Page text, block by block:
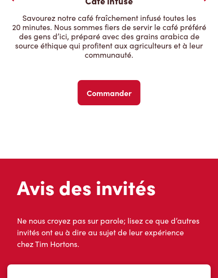
Savourez notre café fraîchement infusé toutes les
20 minutes. Nous sommes fiers de servir le café préféré
des gens d’ici, préparé avec des grains arabica de
source éthique qui profitent aux agriculteurs et à leur
communauté.
Commander
Avis des invités
Ne nous croyez pas sur parole; lisez ce que d’autres
invités ont eu à dire au sujet de leur expérience
chez Tim Hortons.